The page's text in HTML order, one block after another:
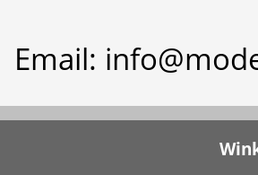
Email: